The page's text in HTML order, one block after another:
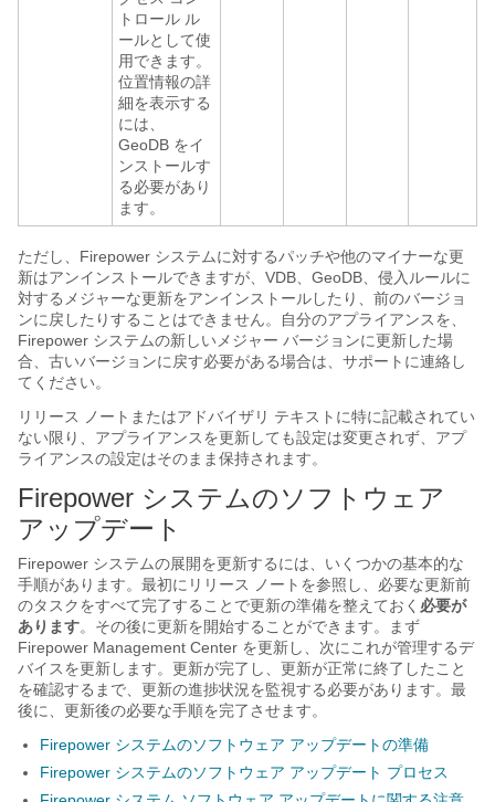
トロール ル
ールとして使
用できます。
位置情報の詳
細を表示する
には、
GeoDB をイ
ンストールす
る必要があり
ます。
ただし、Firepower システムに対するパッチや他のマイナーな更
新はアンインストールできますが、VDB、GeoDB、侵入ルールに
対するメジャーな更新をアンインストールしたり、前のバージョ
ンに戻したりすることはできません。自分のアプライアンスを、
Firepower システムの新しいメジャー バージョンに更新した場
合、古いバージョンに戻す必要がある場合は、サポートに連絡し
てください。
リリース ノートまたはアドバイザリ テキストに特に記載されてい
ない限り、アプライアンスを更新しても設定は変更されず、アプ
ライアンスの設定はそのまま保持されます。
Firepower システムのソフトウェア
アップデート
Firepower システムの展開を更新するには、いくつかの基本的な
手順があります。最初にリリース ノートを参照し、必要な更新前
のタスクをすべて完了することで更新の準備を整えておく 必要が
あります。その後に更新を開始することができます。まず
Firepower Management Center を更新し、次にこれが管理するデ
バイスを更新します。更新が完了し、更新が正常に終了したこと
を確認するまで、更新の進捗状況を監視する必要があります。最
後に、更新後の必要な手順を完了させます。
Firepower システムのソフトウェア アップデートの準備
Firepower システムのソフトウェア アップデート プロセス